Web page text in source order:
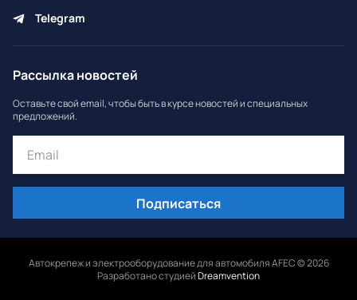
Telegram
Рассылка новостей
Оставьте свой email, чтобы быть в курсе новостей и специальных
предложений.
Подписаться
Автокрепеж и электрооборудование для автомобиля AFEC © 2026
Разработано студиейDreamvention